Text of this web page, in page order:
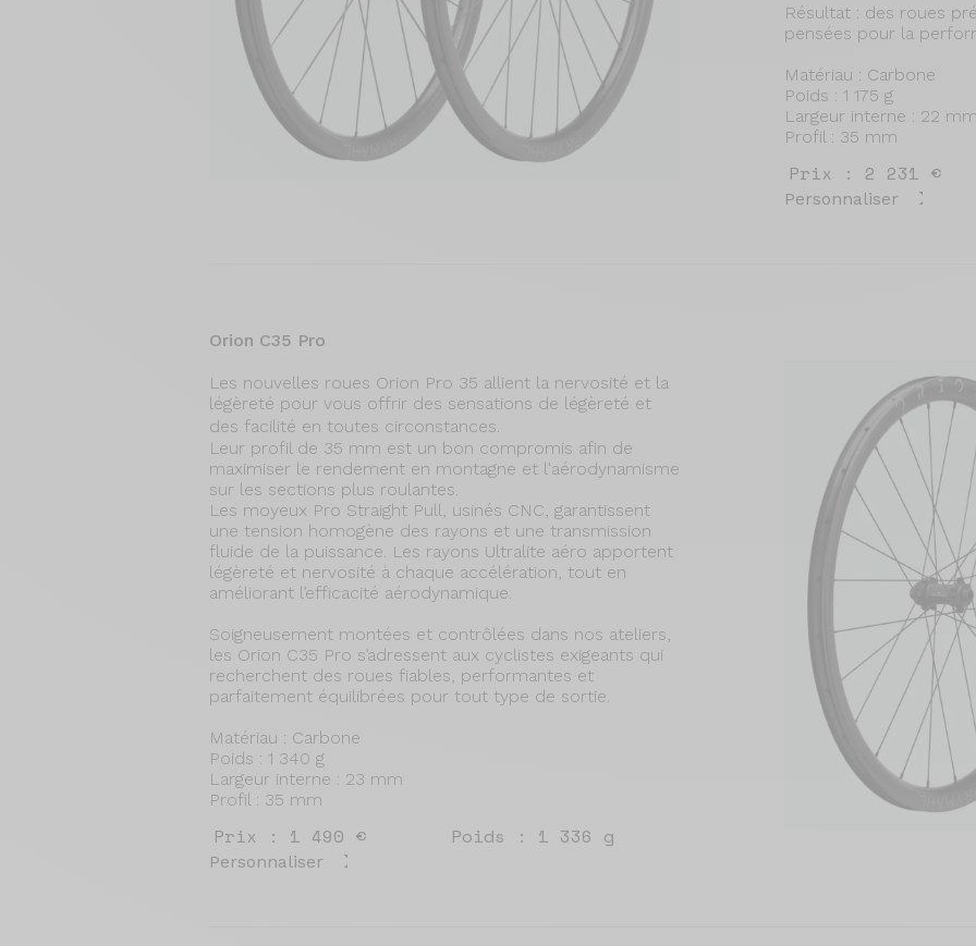
Résultat : des roues
pensées pour la
Matériau : Carbone
Poids : 1 175 g
Largeur interne : 22 mm
Profil : 35 mm
Prix : 2 231 €
Personnaliser
Orion C35 Pro
Les nouvelles roues Orion Pro 35 allient la nervosité et la
légèreté pour vous offrir des sensations de légèreté et
des facilité en toutes circonstances.
Leur profil de 35 mm est un bon compromis afin de
maximiser le rendement en montagne et l'aérodynamisme
sur les sections plus roulantes.
Les moyeux Pro Straight Pull, usinés CNC, garantissent
une tension homogène des rayons et une transmission
fluide de la puissance. Les rayons Ultralite aéro apportent
légèreté et nervosité à chaque accélération, tout en
améliorant l’efficacité aérodynamique.
Soigneusement montées et contrôlées dans nos ateliers,
les Orion C35 Pro s’adressent aux cyclistes exigeants qui
recherchent des roues fiables, performantes et
parfaitement équilibrées pour tout type de sortie.
Matériau : Carbone
Poids : 1 340 g
Largeur interne : 23 mm
Profil : 35 mm
Prix : 1 490 € Poids : 1 336 g
Personnaliser